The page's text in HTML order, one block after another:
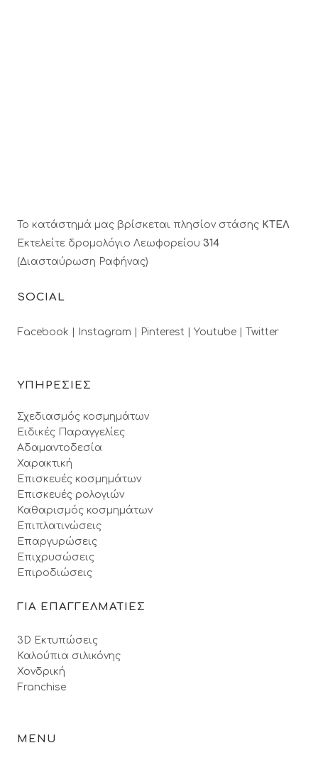
Το κατάστημά μας βρίσκεται πλησίον στάσης ΚΤΕΛ
Εκτελείτε δρομολόγιο Λεωφορείου 314
(Διασταύρωση Ραφήνας)
SOCIAL
Facebook | Instagram | Pinterest | Youtube | Twitter
ΥΠΗΡΕΣΙΕΣ
Σχεδιασμός κοσμημάτων
Ειδικές Παραγγελίες
Αδαμαντοδεσία
Χαρακτική
Επισκευές κοσμημάτων
Επισκευές ρολογιών
Καθαρισμός κοσμημάτων
Επιπλατινώσεις
Επαργυρώσεις
Επιχρυσώσεις
Επιροδιώσεις
ΓΙΑ ΕΠΑΓΓΕΛΜΑΤΙΕΣ
3D Εκτυπώσεις
Καλούπια σιλικόνης
Χονδρική
Franchise
MENU